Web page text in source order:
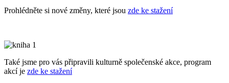
Prohlédněte si nové změny, které jsou zde ke stažení
Také jsme pro vás připravili kulturně společenské akce, program
akcí je zde ke stažení